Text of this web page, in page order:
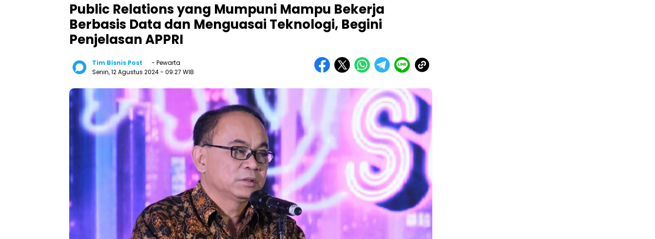
Public Relations yang Mumpuni Mampu Bekerja
Berbasis Data dan Menguasai Teknologi, Begini
Penjelasan APPRI
Tim Bisnis Post
- Pewarta
Senin, 12 Agustus 2024- 09:27 WIB